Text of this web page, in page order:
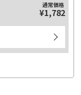
通常価格
¥1,782